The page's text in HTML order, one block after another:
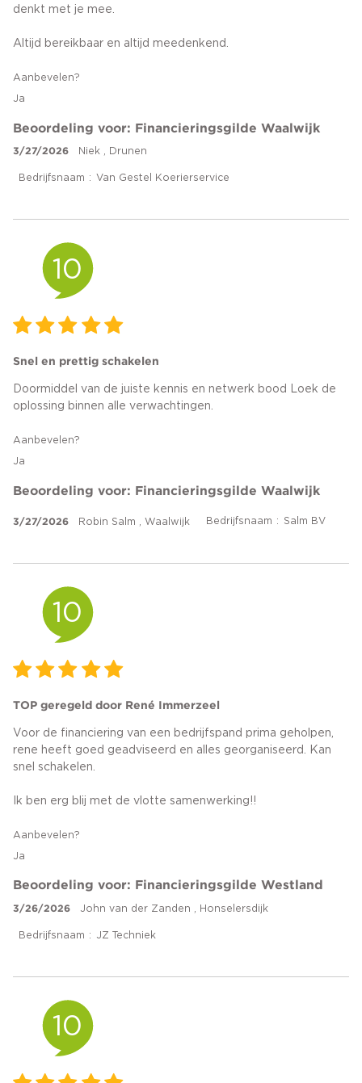
denkt met je mee.
Altijd bereikbaar en altijd meedenkend.
Aanbevelen?
Ja
Beoordeling voor: Financieringsgilde Waalwijk
3/27/2026 Niek , Drunen
Bedrijfsnaam Van Gestel Koerierservice
10
Snel en prettig schakelen
Doormiddel van de juiste kennis en netwerk bood Loek de
oplossing binnen alle verwachtingen.
Aanbevelen?
Ja
Beoordeling voor: Financieringsgilde Waalwijk
3/27/2026 Robin Salm , Waalwijk Bedrijfsnaam Salm BV
10
TOP geregeld door René Immerzeel
Voor de financiering van een bedrijfspand prima geholpen,
rene heeft goed geadviseerd en alles georganiseerd. Kan
snel schakelen.
Ik ben erg blij met de vlotte samenwerking!!
Aanbevelen?
Ja
Beoordeling voor: Financieringsgilde Westland
3/26/2026 John van der Zanden , Honselersdijk
Bedrijfsnaam JZ Techniek
10